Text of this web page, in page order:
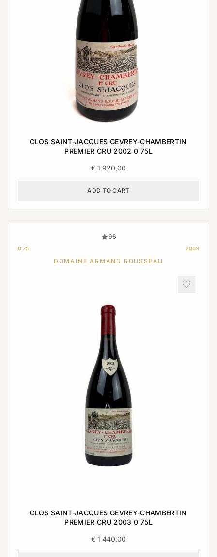
CLOS SAINT-JACQUES GEVREY-CHAMBERTIN
PREMIER CRU 2002 0,75L
€ 1 920,00
ADD TO CART
96
0,75 2003
DOMAINE ARMAND ROUSSEAU
CLOS SAINT-JACQUES GEVREY-CHAMBERTIN
PREMIER CRU 2003 0,75L
€ 1 440,00